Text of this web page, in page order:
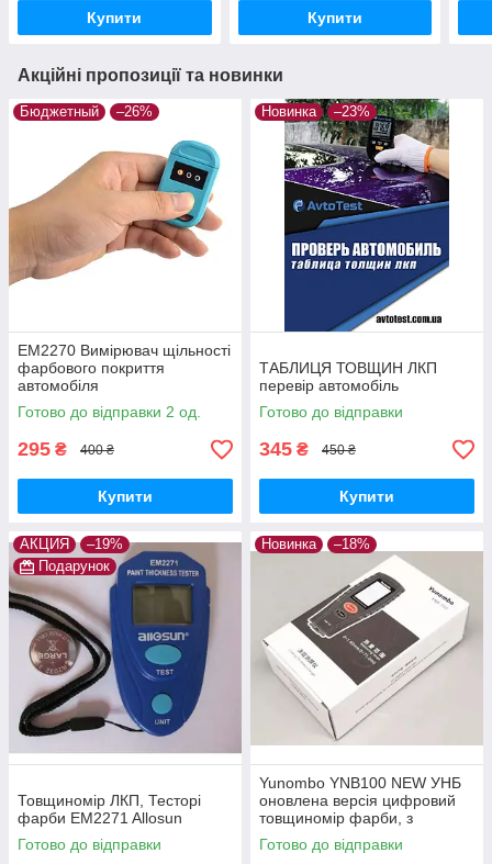
Купити Купити
Акційні пропозиції та новинки
Бюджетный –26%
EM2270 Вимірювач щільності
фарбового покриття
автомобіля
Готово до відправки 2 од.
295 ₴ 400 ₴
Купити
Новинка –23%
ТАБЛИЦЯ ТОВЩИН ЛКП
перевір автомобіль
Готово до відправки
345 ₴ 450 ₴
Купити
АКЦИЯ
–19%
Подарунок
Товщиномір ЛКП, Тесторі
фарби EM2271 Allosun
Готово до відправки
Новинка –18%
Yunombo YNB100 NEW УНБ
оновлена версія цифровий
товщиномір фарби, з
підсвічуванням, не вимагає
калібрування
Готово до відправки